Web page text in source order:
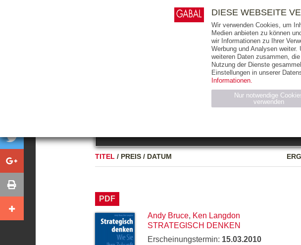
AUSGABEART
TITEL / PREIS / DATUM
PDF
Andy Bruce, Ken Langdon
STRATEGISCH DENKEN
Erscheinungstermin: 15.03.2010
E-BOOKS AUDIO-CDS MP3
THEMEN
RIGHTS
DIESE WEBSEITE
Wir verwenden Cookies, um
Medien anbieten zu können
wir Informationen zu Ihrer
Werbung und Analysen
weiteren Daten zusammen,
Nutzung der Dienste
Einstellungen in unserer
Informationen.
Nur notwendige
verwenden
Name Anbieter Zweck
Wird für